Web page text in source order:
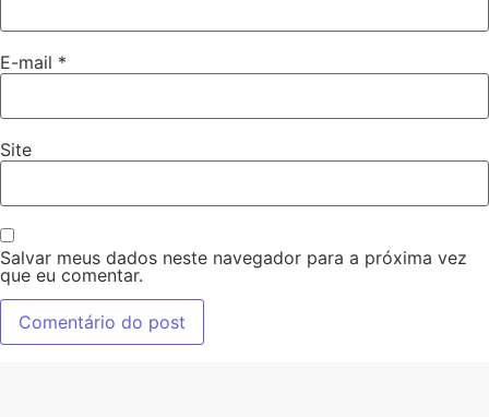
E-mail *
Site
Salvar meus dados neste navegador para a próxima vez
que eu comentar.